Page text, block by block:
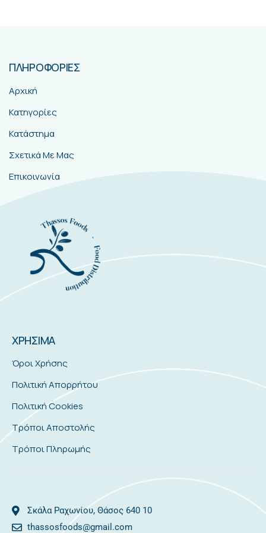
ΠΛΗΡΟΦΟΡΙΕΣ
Αρχική
Κατηγορίες
Κατάστημα
Σχετικά Με Μας
Επικοινωνία
ΧΡΗΣΙΜΑ
Όροι Χρήσης
Πολιτική Απορρήτου
Πολιτική Cookies
Τρόποι Αποστολής
Τρόποι Πληρωμής
Σκάλα Ραχωνίου, Θάσος 640 10
thassosfoods@gmail.com